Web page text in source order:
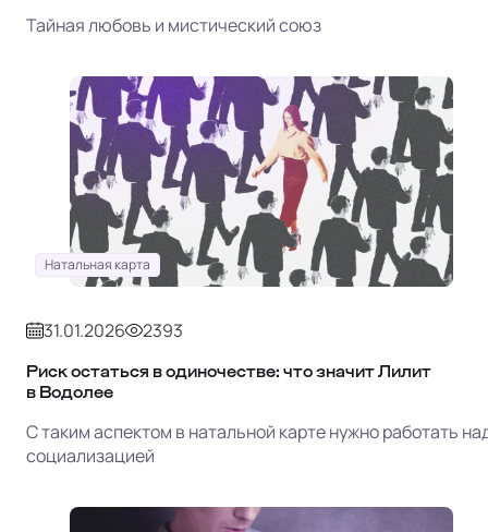
Тайная любовь и мистический союз
Натальная карта
31.01.2026 2393
Риск остаться в одиночестве: что значит Лилит
в Водолее
С таким аспектом в натальной карте нужно работать
социализацией